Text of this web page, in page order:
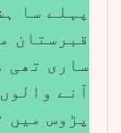
پہلے سا
قبرستان
ساری تھی
آنے
پڑوس میں